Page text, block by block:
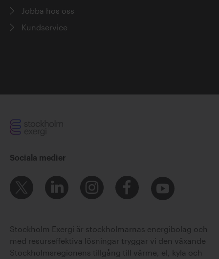
Jobba hos oss
Kundservice
Sociala medier
Stockholm Exergi är stockholmarnas energibolag och
med resurseffektiva lösningar tryggar vi den växande
Stockholmsregionens tillgång till värme, el, kyla och